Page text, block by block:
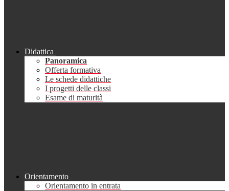
Didattica
Panoramica
Offerta formativa
Le schede didattiche
I progetti delle classi
Esame di maturità
Orientamento
Orientamento in entrata